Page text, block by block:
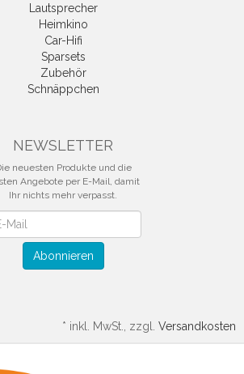
Lautsprecher
Heimkino
Car-Hifi
Sparsets
Zubehör
Schnäppchen
NEWSLETTER
neuesten Produkte und die
Angebote per E-Mail, damit
Ihr nichts mehr verpasst.
Abonnieren
* inkl. MwSt., zzgl. Versandkosten